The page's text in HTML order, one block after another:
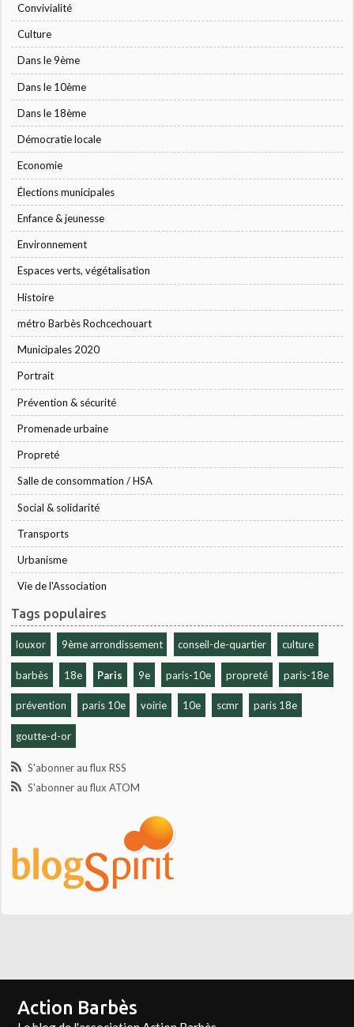
Convivialité
Culture
Dans le 9ème
Dans le 10ème
Dans le 18ème
Démocratie locale
Economie
Élections municipales
Enfance & jeunesse
Environnement
Espaces verts, végétalisation
Histoire
métro Barbès Rochcechouart
Municipales 2020
Portrait
Prévention & sécurité
Promenade urbaine
Propreté
Salle de consommation / HSA
Social & solidarité
Transports
Urbanisme
Vie de l'Association
Tags populaires
louxor 9ème arrondissement conseil-de-quartier culture
barbès 18e Paris 9e paris-10e propreté paris-18e
prévention paris 10e voirie 10e scmr paris 18e
goutte-d-or
S'abonner au flux RSS
S'abonner au flux ATOM
Action Barbès